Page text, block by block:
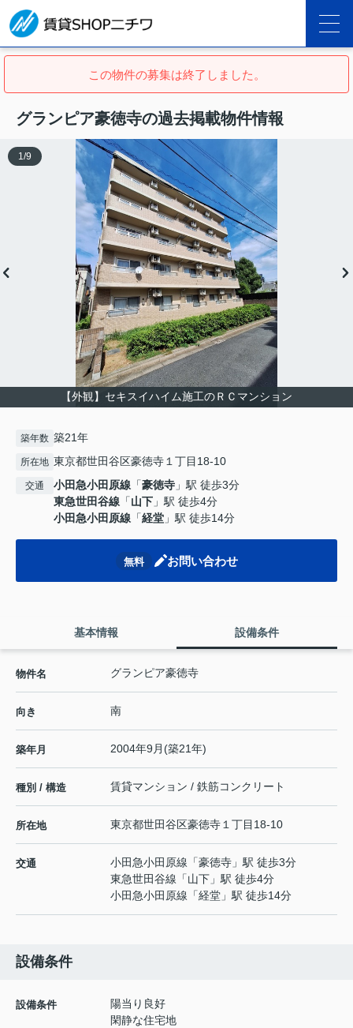
この物件の募集は終了しました。
グランピア豪徳寺の過去掲載物件情報
【外観】セキスイハイム施工のＲＣマンション
1 /9
築年数 築21年
所在地 東京都世田谷区豪徳寺１丁目18-10
交通 小田急小田原線 「豪徳寺 」駅 徒歩3分
東急世田谷線 「山下 」駅 徒歩4分
小田急小田原線 「経堂 」駅 徒歩14分
無料 お問い合わせ
基本情報 設備条件
物件名 グランピア豪徳寺
向き 南
築年月 2004年9月(築21年)
種別 / 構造 賃貸マンション / 鉄筋コンクリート
所在地 東京都世田谷区豪徳寺 １丁目18-10
交通 小田急小田原線 「豪徳寺 」駅 徒歩3分
東急世田谷線 「山下 」駅 徒歩4分
小田急小田原線 「経堂 」駅 徒歩14分
設備条件
設備条件
陽当り良好
閑静な住宅地